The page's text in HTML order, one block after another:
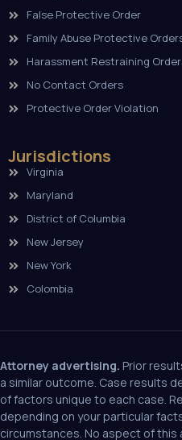
False Protective Order
Family Abuse Protective
Harassment Restraining
No Contact Orders
Protective Order Violation
Jurisdictions
Virginia
Maryland
District of Columbia
New Jersey
New York
Colombia
Attorney advertising. Prior
a similar outcome. Case results
of factors unique to each case.
depending on your particular
circumstances. No aspect of this